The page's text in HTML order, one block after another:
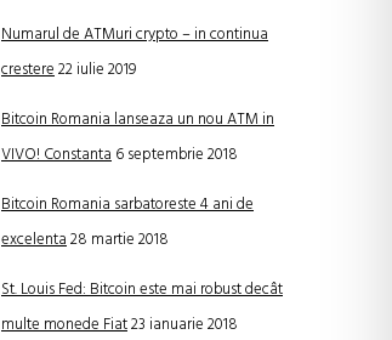
Numarul de ATMuri crypto – in continua
crestere22 iulie 2019
Bitcoin Romania lanseaza un nou ATM in
VIVO! Constanta6 septembrie 2018
Bitcoin Romania sarbatoreste 4 ani de
excelenta28 martie 2018
St. Louis Fed: Bitcoin este mai robust decât
multe monede Fiat23 ianuarie 2018